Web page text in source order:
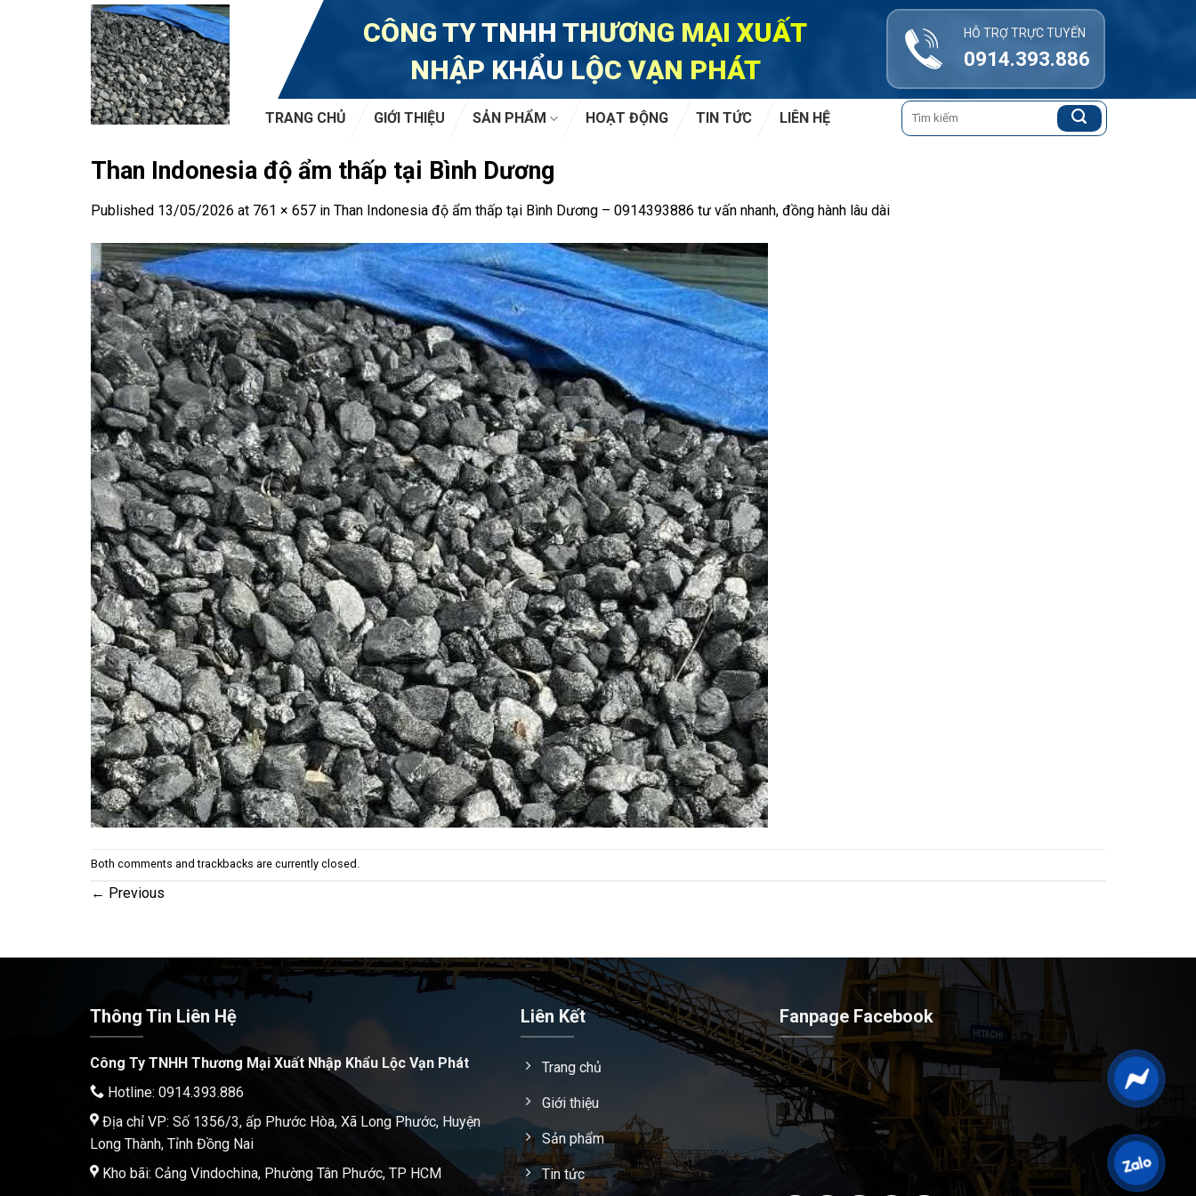
CÔNG TY TNHH THƯƠNG MẠI XUẤT
NHẬP KHẨU LỘC VẠN PHÁT
HỖ TRỢ TRỰC TUYẾN
0914.393.886
TRANG CHỦ GIỚI THIỆU SẢN PHẨM HOẠT ĐỘNG TIN TỨC LIÊN HỆ
Tìm
kiếm:
Than Indonesia độ ẩm thấp tại Bình Dương
Published 13/05/2026 at 761 × 657 in Than Indonesia độ ẩm thấp tại Bình Dương – 0914393886 tư vấn nhanh, đồng hành lâu dài
Both comments and trackbacks are currently closed.
← Previous
Thông Tin Liên Hệ
Công Ty TNHH Thương Mại Xuất Nhập Khẩu Lộc Vạn Phát
Hotline: 0914.393.886
Địa chỉ VP: Số 1356/3, ấp Phước Hòa, Xã Long Phước, Huyện
Long Thành, Tỉnh Đồng Nai
Kho bãi: Cảng Vindochina, Phường Tân Phước, TP HCM
Liên Kết
Trang chủ
Giới thiệu
Sản phẩm
Tin tức
Fanpage Facebook